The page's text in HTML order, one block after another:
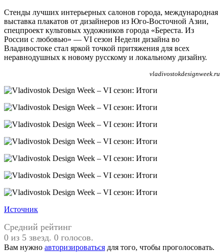
Стенды лучших интерьерных салонов города, международная
выставка плакатов от дизайнеров из Юго-Восточной Азии,
спецпроект культовых художников города «Береста. Из
России с любовью» — VI сезон Недели дизайна во
Владивостоке стал яркой точкой притяжения для всех
неравнодушных к новому русскому и локальному дизайну.
vladivostokdesignweek.ru
Источник
Средний рейтинг
0 из 5 звезд. 0 голосов.
Вам нужно авторизироваться для того, чтобы проголосовать.